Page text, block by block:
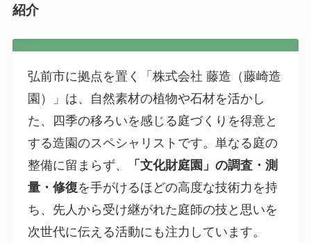
紹介
弘前市に拠点を置く「株式会社 藤造（藤崎造
園）」は、自然素材の植物や石材を活かし
た、四季の移ろいを感じる庭づくりを得意と
する造園のスペシャリストです。単なる庭の
整備に留まらず、
「文化財庭園」の調査・測
量・修復を手がけるほどの高度な技術力を持
ち、先人から受け継がれた庭師の技と思いを
次世代に伝える活動にも注力しています。